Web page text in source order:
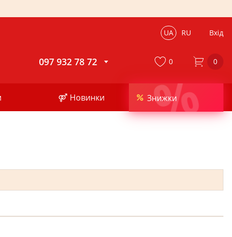
UA RU Вхід
097 932 78 72 0
⚤ Новинки %
Знижки
0